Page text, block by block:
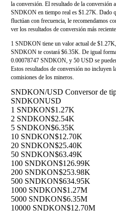
la conversión. El resultado de la conversión
SNDKON en tiempo real es $1.27K. Dado
fluctúan con frecuencia, le recomendamos
ver los resultados de conversión más
1 SNDKON tiene un valor actual de
SNDKON te costará $6.35K. De igual
0.00078747 SNDKON, y 50 USD se
Estos resultados de conversión no incluyen
comisiones de los mineros.
SNDKON/USD Conversor de
SNDKONUSD
1 SNDKON$1.27K
2 SNDKON$2.54K
5 SNDKON$6.35K
10 SNDKON$12.70K
20 SNDKON$25.40K
50 SNDKON$63.49K
100 SNDKON$126.99K
200 SNDKON$253.98K
500 SNDKON$634.95K
1000 SNDKON$1.27M
5000 SNDKON$6.35M
10000 SNDKON$12.70M